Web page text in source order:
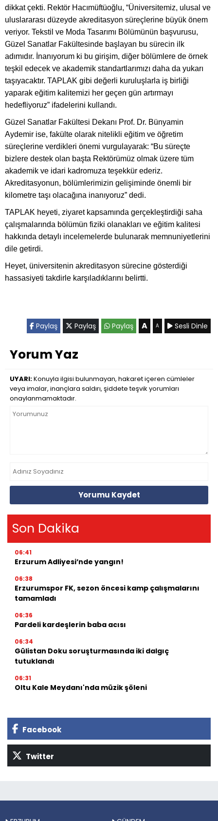
dikkat çekti. Rektör Hacımüftüoğlu, “Üniversitemiz, ulusal ve
uluslararası düzeyde akreditasyon süreçlerine büyük önem
veriyor. Tekstil ve Moda Tasarımı Bölümünün başvurusu,
Güzel Sanatlar Fakültesinde başlayan bu sürecin ilk
adımıdır. İnanıyorum ki bu girişim, diğer bölümlere de örnek
teşkil edecek ve akademik standartlarımızı daha da yukarı
taşıyacaktır. TAPLAK gibi değerli kuruluşlarla iş birliği
yaparak eğitim kalitemizi her geçen gün artırmayı
hedefliyoruz” ifadelerini kullandı.
Güzel Sanatlar Fakültesi Dekanı Prof. Dr. Bünyamin
Aydemir ise, fakülte olarak nitelikli eğitim ve öğretim
süreçlerine verdikleri önemi vurgulayarak: “Bu süreçte
bizlere destek olan başta Rektörümüz olmak üzere tüm
akademik ve idari kadromuza teşekkür ederiz.
Akreditasyonun, bölümlerimizin gelişiminde önemli bir
kilometre taşı olacağına inanıyoruz” dedi.
TAPLAK heyeti, ziyaret kapsamında gerçekleştirdiği saha
çalışmalarında bölümün fiziki olanakları ve eğitim kalitesi
hakkında detaylı incelemelerde bulunarak memnuniyetlerini
dile getirdi.
Heyet, üniversitenin akreditasyon sürecine gösterdiği
hassasiyeti takdirle karşıladıklarını belirtti.
Paylaş Paylaş Paylaş A A Sesli Dinle
Yorum Yaz
UYARI:Konuyla ilgisi bulunmayan, hakaret içeren cümleler
veya imalar, inançlara saldırı, şiddete teşvik yorumları
onaylanmamaktadır.
Yorumu Kaydet
Son Dakika
06:41
Erzurum Adliyesi’nde yangın!
06:38
Erzurumspor FK, sezon öncesi kamp çalışmalarını
tamamladı
06:36
Pardeli kardeşlerin baba acısı
06:34
Gülistan Doku soruşturmasında iki dalgıç
tutuklandı
06:31
Oltu Kale Meydanı'nda müzik şöleni
Facebook
Twitter